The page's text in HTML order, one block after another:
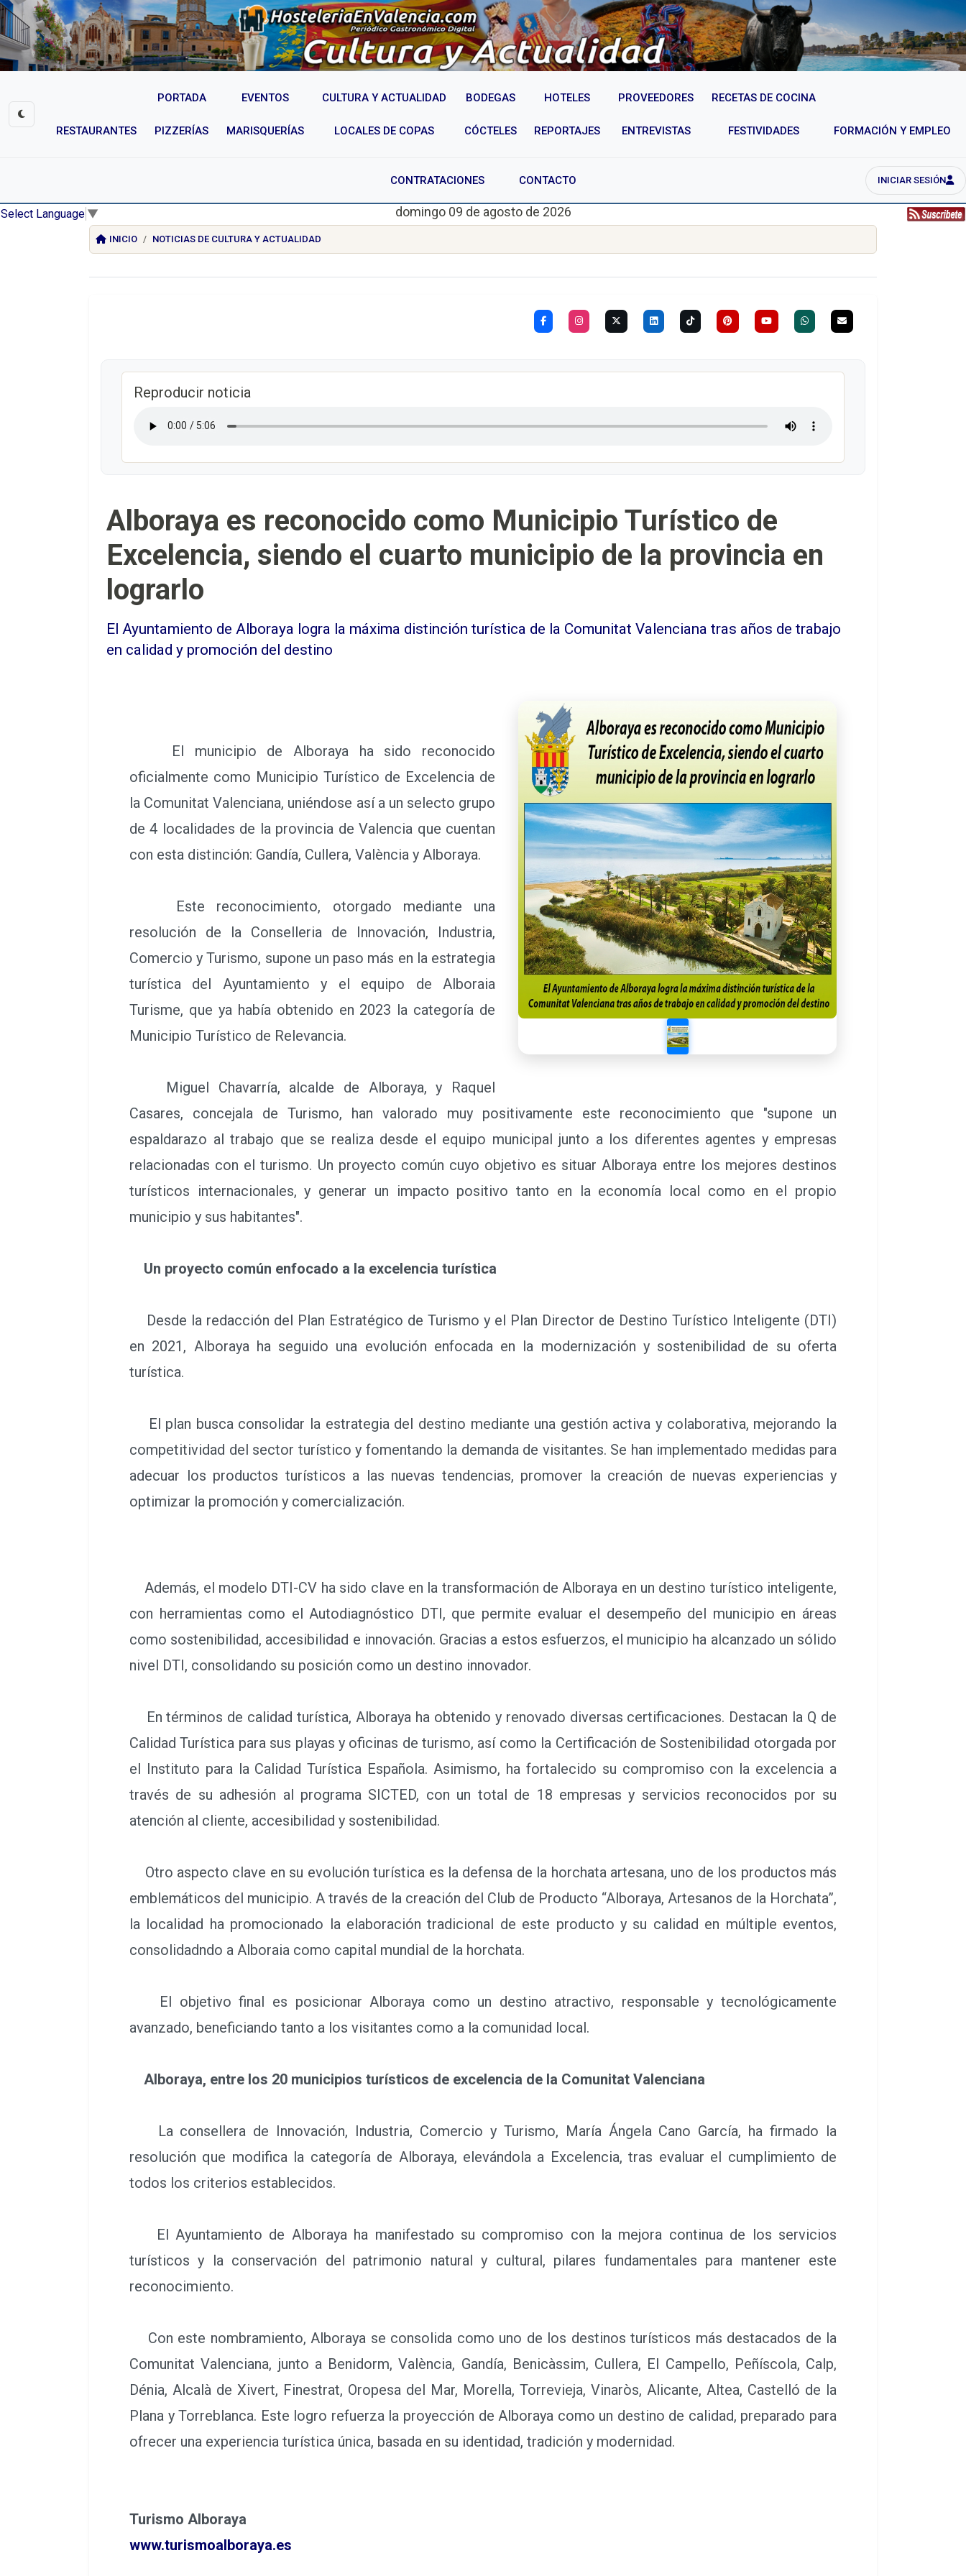
PORTADA EVENTOS CULTURA Y ACTUALIDAD BODEGAS HOTELES PROVEEDORES RECETAS DE COCINA
RESTAURANTES PIZZERÍAS MARISQUERÍAS LOCALES DE COPAS CÓCTELES REPORTAJES ENTREVISTAS FESTIVIDADES FORMACIÓN Y EMPLEO
CONTRATACIONES CONTACTO INICIAR SESIÓN
Select Language ▼ domingo 09 de agosto de 2026
INICIO NOTICIAS DE CULTURA Y ACTUALIDAD
Reproducir noticia
Alboraya es reconocido como Municipio Turístico de
Excelencia, siendo el cuarto municipio de la provincia en
lograrlo
El Ayuntamiento de Alboraya logra la máxima distinción turística de la Comunitat Valenciana tras años de trabajo
en calidad y promoción del destino
El municipio de Alboraya ha sido reconocido
oficialmente como Municipio Turístico de Excelencia de
la Comunitat Valenciana, uniéndose así a un selecto grupo
de 4 localidades de la provincia de Valencia que cuentan
con esta distinción: Gandía, Cullera, València y Alboraya.
Este reconocimiento, otorgado mediante una
resolución de la Conselleria de Innovación, Industria,
Comercio y Turismo, supone un paso más en la estrategia
turística del Ayuntamiento y el equipo de Alboraia
Turisme, que ya había obtenido en 2023 la categoría de
Municipio Turístico de Relevancia.
Miguel Chavarría, alcalde de Alboraya, y Raquel
Casares, concejala de Turismo, han valorado muy positivamente este reconocimiento que "supone un
espaldarazo al trabajo que se realiza desde el equipo municipal junto a los diferentes agentes y empresas
relacionadas con el turismo. Un proyecto común cuyo objetivo es situar Alboraya entre los mejores destinos
turísticos internacionales, y generar un impacto positivo tanto en la economía local como en el propio
municipio y sus habitantes".
Un proyecto común enfocado a la excelencia turística
Desde la redacción del Plan Estratégico de Turismo y el Plan Director de Destino Turístico Inteligente (DTI)
en 2021, Alboraya ha seguido una evolución enfocada en la modernización y sostenibilidad de su oferta
turística.
El plan busca consolidar la estrategia del destino mediante una gestión activa y colaborativa, mejorando la
competitividad del sector turístico y fomentando la demanda de visitantes. Se han implementado medidas para
adecuar los productos turísticos a las nuevas tendencias, promover la creación de nuevas experiencias y
optimizar la promoción y comercialización.
Además, el modelo DTI-CV ha sido clave en la transformación de Alboraya en un destino turístico inteligente,
con herramientas como el Autodiagnóstico DTI, que permite evaluar el desempeño del municipio en áreas
como sostenibilidad, accesibilidad e innovación. Gracias a estos esfuerzos, el municipio ha alcanzado un sólido
nivel DTI, consolidando su posición como un destino innovador.
En términos de calidad turística, Alboraya ha obtenido y renovado diversas certificaciones. Destacan la Q de
Calidad Turística para sus playas y oficinas de turismo, así como la Certificación de Sostenibilidad otorgada por
el Instituto para la Calidad Turística Española. Asimismo, ha fortalecido su compromiso con la excelencia a
través de su adhesión al programa SICTED, con un total de 18 empresas y servicios reconocidos por su
atención al cliente, accesibilidad y sostenibilidad.
Otro aspecto clave en su evolución turística es la defensa de la horchata artesana, uno de los productos más
emblemáticos del municipio. A través de la creación del Club de Producto “Alboraya, Artesanos de la Horchata”,
la localidad ha promocionado la elaboración tradicional de este producto y su calidad en múltiple eventos,
consolidadndo a Alboraia como capital mundial de la horchata.
El objetivo final es posicionar Alboraya como un destino atractivo, responsable y tecnológicamente
avanzado, beneficiando tanto a los visitantes como a la comunidad local.
Alboraya, entre los 20 municipios turísticos de excelencia de la Comunitat Valenciana
La consellera de Innovación, Industria, Comercio y Turismo, María Ángela Cano García, ha firmado la
resolución que modifica la categoría de Alboraya, elevándola a Excelencia, tras evaluar el cumplimiento de
todos los criterios establecidos.
El Ayuntamiento de Alboraya ha manifestado su compromiso con la mejora continua de los servicios
turísticos y la conservación del patrimonio natural y cultural, pilares fundamentales para mantener este
reconocimiento.
Con este nombramiento, Alboraya se consolida como uno de los destinos turísticos más destacados de la
Comunitat Valenciana, junto a Benidorm, València, Gandía, Benicàssim, Cullera, El Campello, Peñíscola, Calp,
Dénia, Alcalà de Xivert, Finestrat, Oropesa del Mar, Morella, Torrevieja, Vinaròs, Alicante, Altea, Castelló de la
Plana y Torreblanca. Este logro refuerza la proyección de Alboraya como un destino de calidad, preparado para
ofrecer una experiencia turística única, basada en su identidad, tradición y modernidad.
Turismo Alboraya
www.turismoalboraya.es